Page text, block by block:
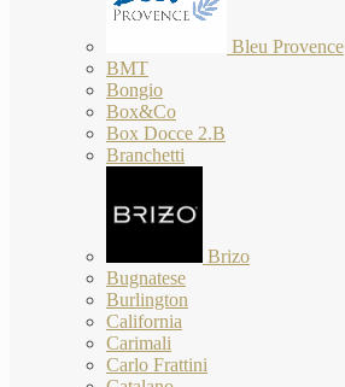
Bleu Provence
BMT
Bongio
Box&Co
Box Docce 2.B
Branchetti
Brizo
Bugnatese
Burlington
California
Carimali
Carlo Frattini